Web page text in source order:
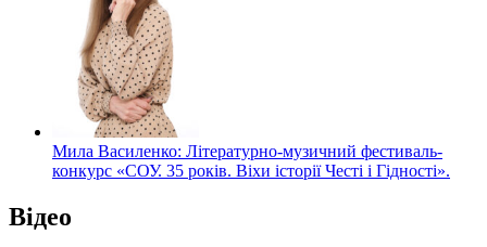
Мила Василенко: Літературно-музичний фестиваль-
конкурс «СОУ. 35 років. Віхи історії Честі і Гідності».
Відео